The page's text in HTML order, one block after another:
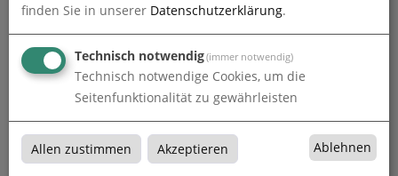
finden Sie in unserer Datenschutzerklärung.
Technisch notwendig(immer notwendig)
Technisch notwendige Cookies, um die
Seitenfunktionalität zu gewährleisten
Allen zustimmen Akzeptieren Ablehnen